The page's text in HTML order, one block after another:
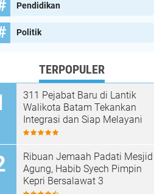
Pendidikan
Politik
TERPOPULER
311 Pejabat Baru di Lantik
Walikota Batam Tekankan
Integrasi dan Siap Melayani
Ribuan Jemaah Padati Mesjid
Agung, Habib Syech Pimpin
Kepri Bersalawat 3